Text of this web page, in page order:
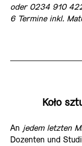
oder 0234 910
6 Termine inkl.
Koło
An jedem letzten
Dozenten und